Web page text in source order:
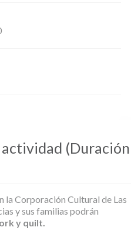
(Duración
la Corporación Cultural de Las
y sus familias podrán
y quilt.